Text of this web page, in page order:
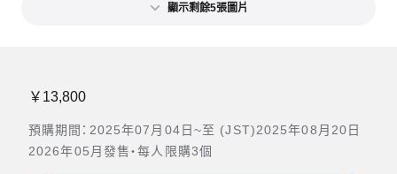
顯示剩餘5張圖片
￥13,800
預購期間：2025年07月04日~至 (JST)2025年08月20日
2026年05月發售・每人限購3個